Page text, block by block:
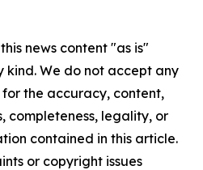
news content "as is"
We do not accept any
the accuracy, content,
completeness, legality, or
contained in this article.
or copyright issues